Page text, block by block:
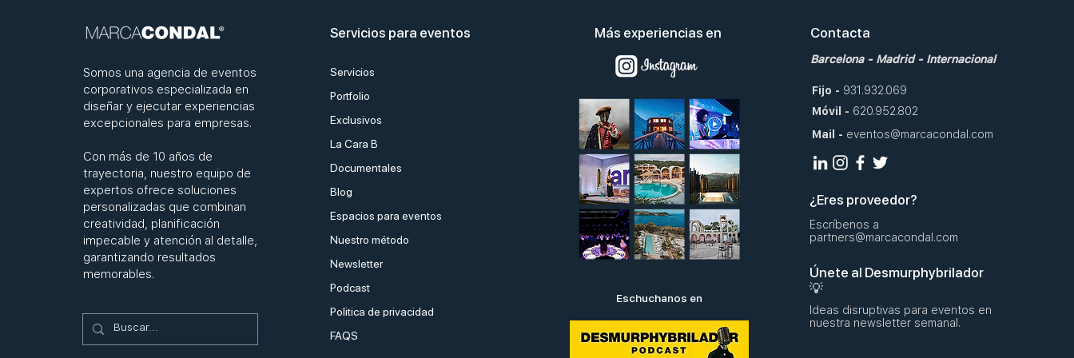
Somos una agencia de eventos
corporativos especializada en
diseñar y ejecutar experiencias
excepcionales para empresas.
Con más de 10 años de
trayectoria, nuestro equipo de
expertos ofrece soluciones
personalizadas que combinan
creatividad, planificación
impecable y atención al detalle,
garantizando resultados
memorables.
Servicios para eventos
Servicios
Portfolio
Exclusivos
La Cara B
Documentales
Blog
Espacios para eventos
Nuestro método
Newsletter
Podcast
Politica de privacidad
FAQS
Más experiencias en
Eschuchanos en
Contacta
Barcelona- Madrid- Internacional
Fijo - 931.932.069
Móvil
- 620.952.802
Mail
- eventos@marcacondal.com
¿Eres proveedor?
Escríbenos a
partners@marcacondal.com
Únete al Desmurphybrilador
💡
Ideas disruptivas para eventos en
nuestra newsletter semanal.